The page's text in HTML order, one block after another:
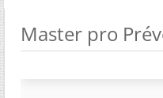
Master pro